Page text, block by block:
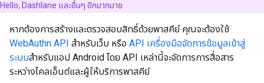
Hello, Dashlane และอื่นๆ อีกมากมาย
หากต้องการสร้างและตรวจสอบสิทธิ์ด้วยพาสคีย์ คุณจะต้องใช้
WebAuthn API สำหรับเว็บ หรือ API เครื่องมือจัดการข้อมูลเข้าสู่
ระบบสำหรับแอป Android โดย API เหล่านี้จะจัดการการสื่อสาร
ระหว่างไคลเอ็นต์และผู้ให้บริการพาสคีย์